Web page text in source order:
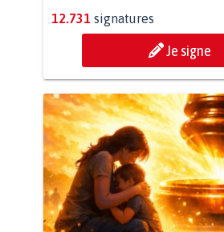
12.731 signatures
Je signe